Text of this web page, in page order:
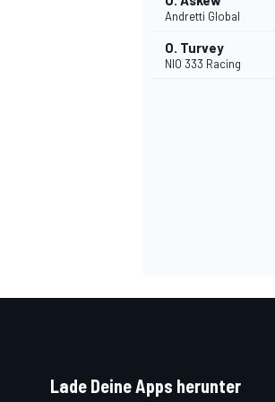
Andretti Global
O. Turvey
NIO 333 Racing
Lade Deine Apps herunter